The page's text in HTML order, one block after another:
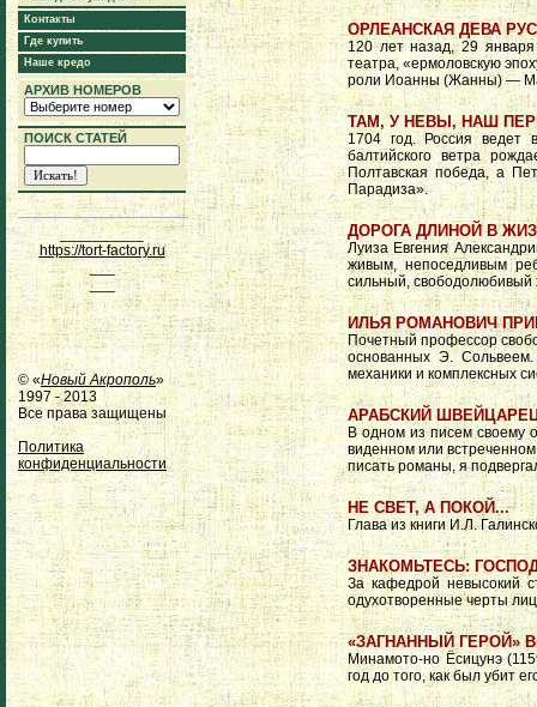
Контакты
Где купить
Наше кредо
АРХИВ НОМЕРОВ
ПОИСК СТАТЕЙ
__________
https://tort-factory.ru
___
___
© «Новый Акрополь»
1997 - 2013
Все права защищены
Политика
конфиденциальности
ОРЛЕАНСКАЯ ДЕВА
120 лет назад, 29
театра, «ермоловскую
роли Иоанны (Жанны) —
ТАМ, У НЕВЫ, НАШ
1704 год. Россия ведет
балтийского ветра
Полтавская победа, а
Парадиза».
ДОРОГА ДЛИНОЙ В
Луиза Евгения
живым, непоседливым
сильный, свободолюбивый
ИЛЬЯ РОМАНОВИЧ
Почетный профессор
основанных Э. Сольвеем.
механики и комплексных
АРАБСКИЙ
В одном из писем своему
виденном или
писать романы, я
НЕ СВЕТ, А ПОКОЙ...
Глава из книги И.Л.
ЗНАКОМЬТЕСЬ:
За кафедрой невысокий
одухотворенные черты
«ЗАГНАННЫЙ ГЕРОЙ»
Минамото-но Ёсицунэ
год до того, как был убит